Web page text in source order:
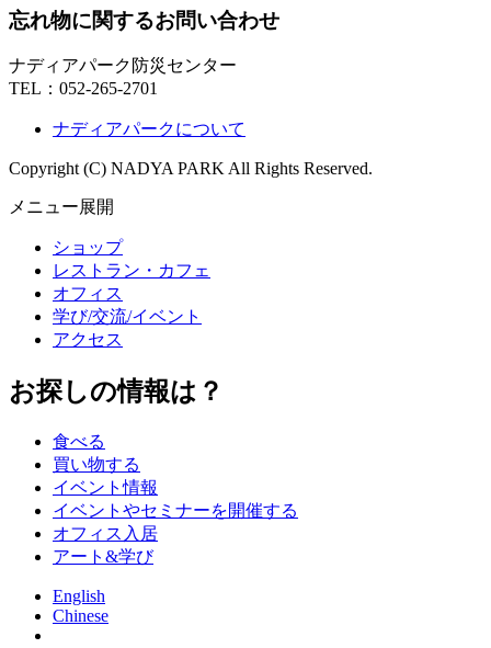
忘れ物に関するお問い合わせ
ナディアパーク防災センター
TEL： 052-265-2701
ナディアパークについて
Copyright (C) NADYA PARK All Rights Reserved.
メニュー展開
ショップ
レストラン・カフェ
オフィス
学び/交流/イベント
アクセス
お探しの情報は？
食べる
買い物する
イベント情報
イベントやセミナーを開催する
オフィス入居
アート&学び
English
Chinese